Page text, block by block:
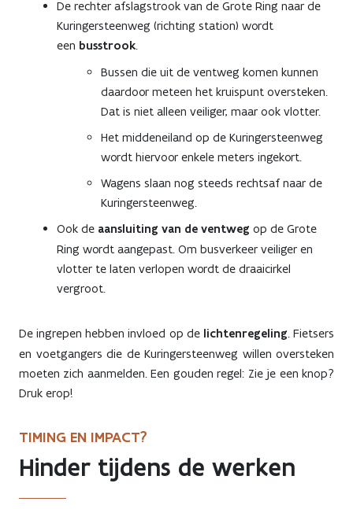
De rechter afslagstrook van de Grote Ring naar de
Kuringersteenweg (richting station) wordt
een busstrook.
Bussen die uit de ventweg komen kunnen
daardoor meteen het kruispunt oversteken.
Dat is niet alleen veiliger, maar ook vlotter.
Het middeneiland op de Kuringersteenweg
wordt hiervoor enkele meters ingekort.
Wagens slaan nog steeds rechtsaf naar de
Kuringersteenweg.
Ook de aansluiting van de ventweg op de Grote
Ring wordt aangepast. Om busverkeer veiliger en
vlotter te laten verlopen wordt de draaicirkel
vergroot.
De ingrepen hebben invloed op de lichtenregeling. Fietsers
en voetgangers die de Kuringersteenweg willen oversteken
moeten zich aanmelden. Een gouden regel: Zie je een knop?
Druk erop!
TIMING EN IMPACT?
Hinder tijdens de werken